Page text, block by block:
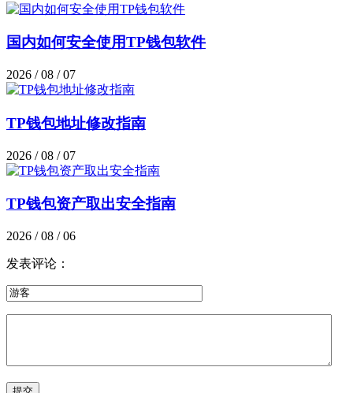
国内如何安全使用TP钱包软件
2026 / 08 / 07
TP钱包地址修改指南
2026 / 08 / 07
TP钱包资产取出安全指南
2026 / 08 / 06
发表评论：